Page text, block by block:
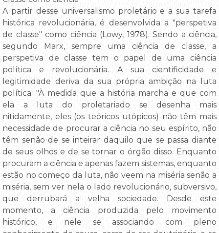
A partir desse universalismo proletário e a sua tarefa
histórica revolucionária, é desenvolvida a "perspetiva
de classe" como ciência (Lowy, 1978). Sendo a ciência,
segundo Marx, sempre uma ciência de classe, a
perspetiva de classe tem o papel de uma ciência
política e revolucionária. A sua cientificidade e
legitimidade deriva da sua própria ambição na luta
política: "À medida que a história marcha e que com
ela a luta do proletariado se desenha mais
nitidamente, eles (os teóricos utópicos) não têm mais
necessidade de procurar a ciência no seu espírito, não
têm senão de se inteirar daquilo que se passa diante
de seus olhos e de se tornar o órgão disso. Enquanto
procuram a ciência e apenas fazem sistemas, enquanto
estão no começo da luta, não veem na miséria senão a
miséria, sem ver nela o lado revolucionário, subversivo,
que derrubará a velha sociedade. Desde este
momento, a ciência produzida pelo movimento
histórico, e nele se associando com pleno